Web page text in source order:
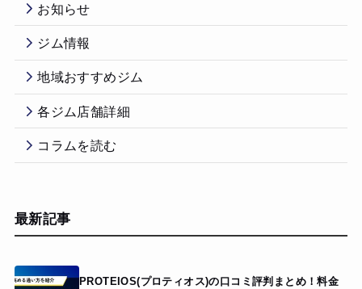
お知らせ
ジム情報
地域おすすめジム
各ジム店舗詳細
コラムを読む
最新記事
PROTEIOS(プロティオス)の口コミ評判まとめ！料金